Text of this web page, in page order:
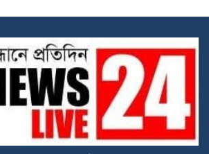
ডিসি সারওয়ার আলমকে প্রত্যাহার,
জনপ্রশাসন মন্ত্রণালয়ে উপসচিব হিসেবে
পদায়ন
লেবাননে ইসরায়েলি হামলার জেরে আবারও
হরমুজ প্রণালি বন্ধের ঘোষণা ইরানের